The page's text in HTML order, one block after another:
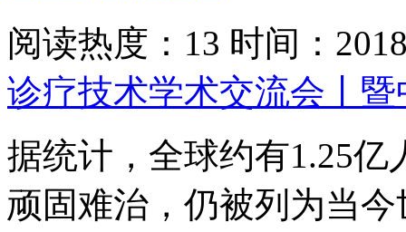
阅读热度：13 时间：
诊疗技术学术交流会丨
据统计，全球约有1.25
顽固难治，仍被列为当